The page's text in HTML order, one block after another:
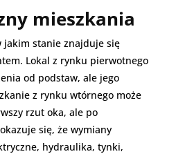
mieszkania
jakim stanie znajduje się
Lokal z rynku pierwotnego
od podstaw, ale jego
z rynku wtórnego może
rzut oka, ale po
się, że wymiany
hydraulika, tynki,